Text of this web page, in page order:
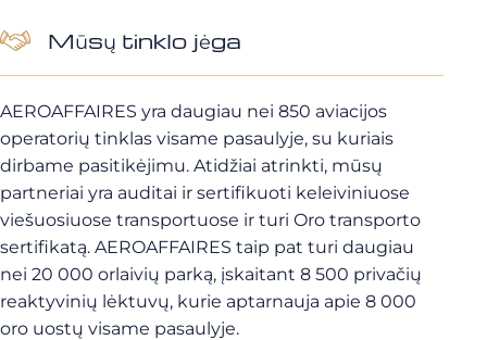
Mūsų tinklo jėga
AEROAFFAIRES yra daugiau nei 850 aviacijos
operatorių tinklas visame pasaulyje, su kuriais
dirbame pasitikėjimu. Atidžiai atrinkti, mūsų
partneriai yra auditai ir sertifikuoti keleiviniuose
viešuosiuose transportuose ir turi Oro transporto
sertifikatą. AEROAFFAIRES taip pat turi daugiau
nei 20 000 orlaivių parką, įskaitant 8 500 privačių
reaktyvinių lėktuvų, kurie aptarnauja apie 8 000
oro uostų visame pasaulyje.